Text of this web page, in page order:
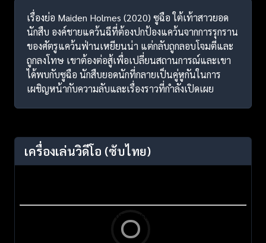
เรื่องย่อ Maiden Holmes (2020) ซูฉือ ใต้เท้าสาวยอด
นักสืบ องค์ชายแคว้นฉีที่ต้องปกป้องแคว้นจากการรุกราน
ของศัตรูแคว้นฟ่านเหยียนน่า แต่กลับถูกลอบโจมตีและ
ถูกลงโทษ เขาต้องต่อสู้เพื่อเปลี่ยนสถานการณ์และเขา
ได้พบกับซูฉือ นักสืบยอดนักที่กลายเป็นคู่หูกันในการ
เผชิญหน้ากับความลับและเรื่องราวที่กำลังเปิดเผย
เครื่องเล่นวิดีโอ (ซับไทย)